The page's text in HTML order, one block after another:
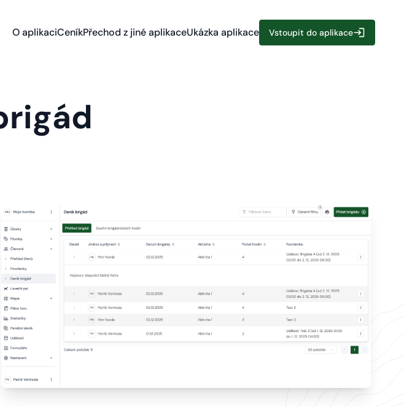
O aplikaciCeníkPřechod z jiné aplikaceUkázka aplikace Vstoupit do aplikace